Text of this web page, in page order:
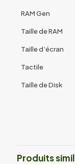
RAM Gen
Taille de RAM
Taille d’écran
Tactile
Taille de Disk
sur
Produits